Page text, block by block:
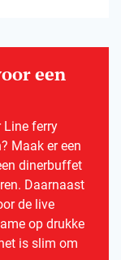
een
Line ferry
Maak er een
dinerbuffet
Daarnaast
de live
op drukke
is slim om